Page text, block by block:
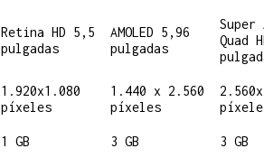
Retina HD 5,5
pulgadas
AMOLED 5,96
pulgadas
Super
Quad
1.920x1.080
píxeles
1.440 x 2.560
píxeles
1 GB 3 GB 3 GB